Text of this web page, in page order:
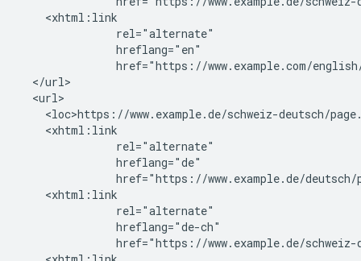
    <xhtml:link
               rel="alternate"
               hreflang="en"
href="https://www.example.com/
  </url>
  <url>
<loc>https://www.example.de/schweiz-deutsch/
    <xhtml:link
               rel="alternate"
               hreflang="de"
href="https://www.example.de/
    <xhtml:link
               rel="alternate"
               hreflang="de-ch"
href="https://www.example.de/